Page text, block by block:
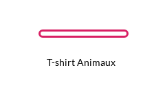
T-shirt Animaux